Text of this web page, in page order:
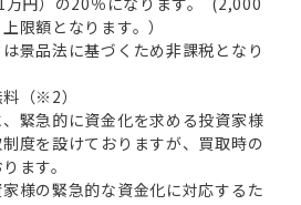
限額となります。）
景品法に基づくため非課税となり
（※2）
緊急的に資金化を求める投資家様
度を設けておりますが、買取時の
ます。
様の緊急的な資金化に対応するた